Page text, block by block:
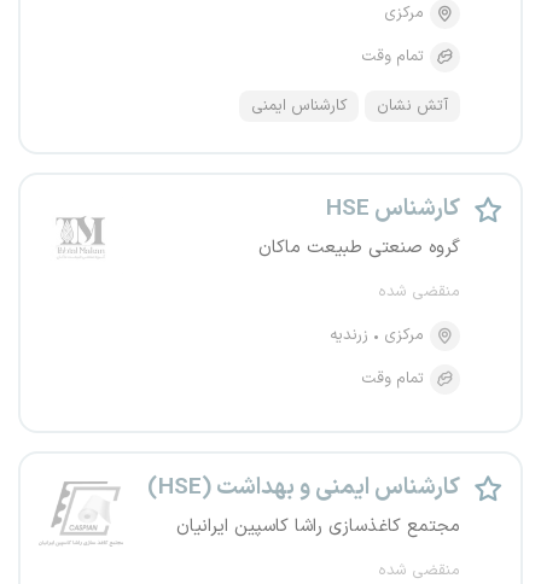
مرکزی
تمام وقت
آتش نشان کارشناس ایمنی
کارشناس HSE
گروه صنعتی طبیعت ماکان
منقضی شده
مرکزی
زرندیه
تمام وقت
کارشناس ایمنی و بهداشت (HSE)
مجتمع کاغذسازی راشا کاسپین ایرانیان
منقضی شده